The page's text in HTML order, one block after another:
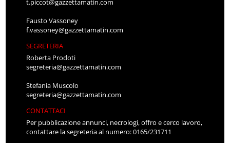
t.piccot@gazzettamatin.com
Fausto Vassoney
f.vassoney@gazzettamatin.com
SEGRETERIA
Roberta Prodoti
segreteria@gazzettamatin.com
Stefania Muscolo
segreteria@gazzettamatin.com
CONTATTACI
Per pubblicazione annunci, necrologi, offro e cerco lavoro,
contattare la segreteria al numero: 0165/231711